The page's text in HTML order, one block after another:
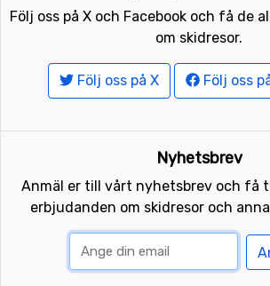
Följ oss på X och Facebook och få de
om skidresor.
Följ oss på X Följ oss
Nyhetsbrev
Anmäl er till vårt nyhetsbrev och få
erbjudanden om skidresor och